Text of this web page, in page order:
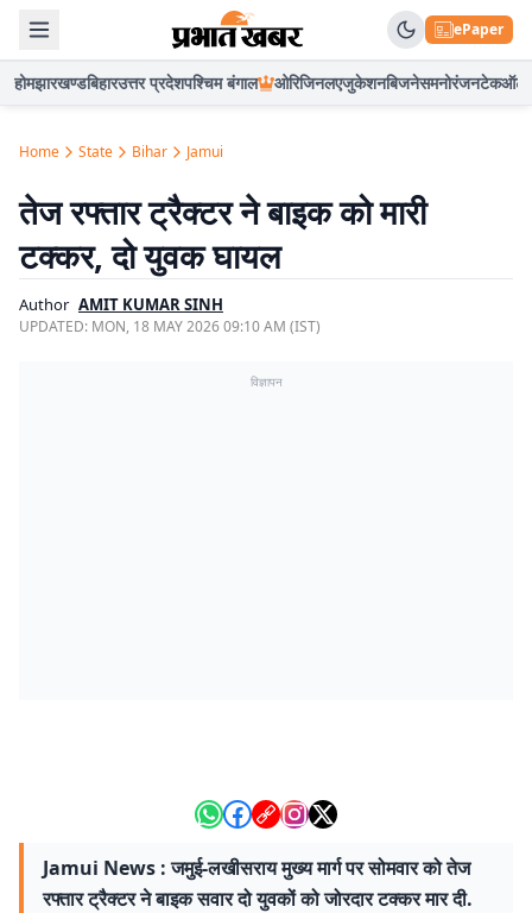
ePaper
होमझारखण्डबिहारउत्तर प्रदेशपश्चिम बंगाल ओरिजिनलएजुकेशनबिजनेसमनोरंजनटेकऑटो
Home State Bihar Jamui
तेज रफ्तार ट्रैक्टर ने बाइक को मारी
टक्कर, दो युवक घायल
Author AMIT KUMAR SINH
UPDATED: MON, 18 MAY 2026 09:10 AM (IST)
विज्ञापन
Jamui News : जमुई-लखीसराय मुख्य मार्ग पर सोमवार को तेज
रफ्तार ट्रैक्टर ने बाइक सवार दो युवकों को जोरदार टक्कर मार दी.